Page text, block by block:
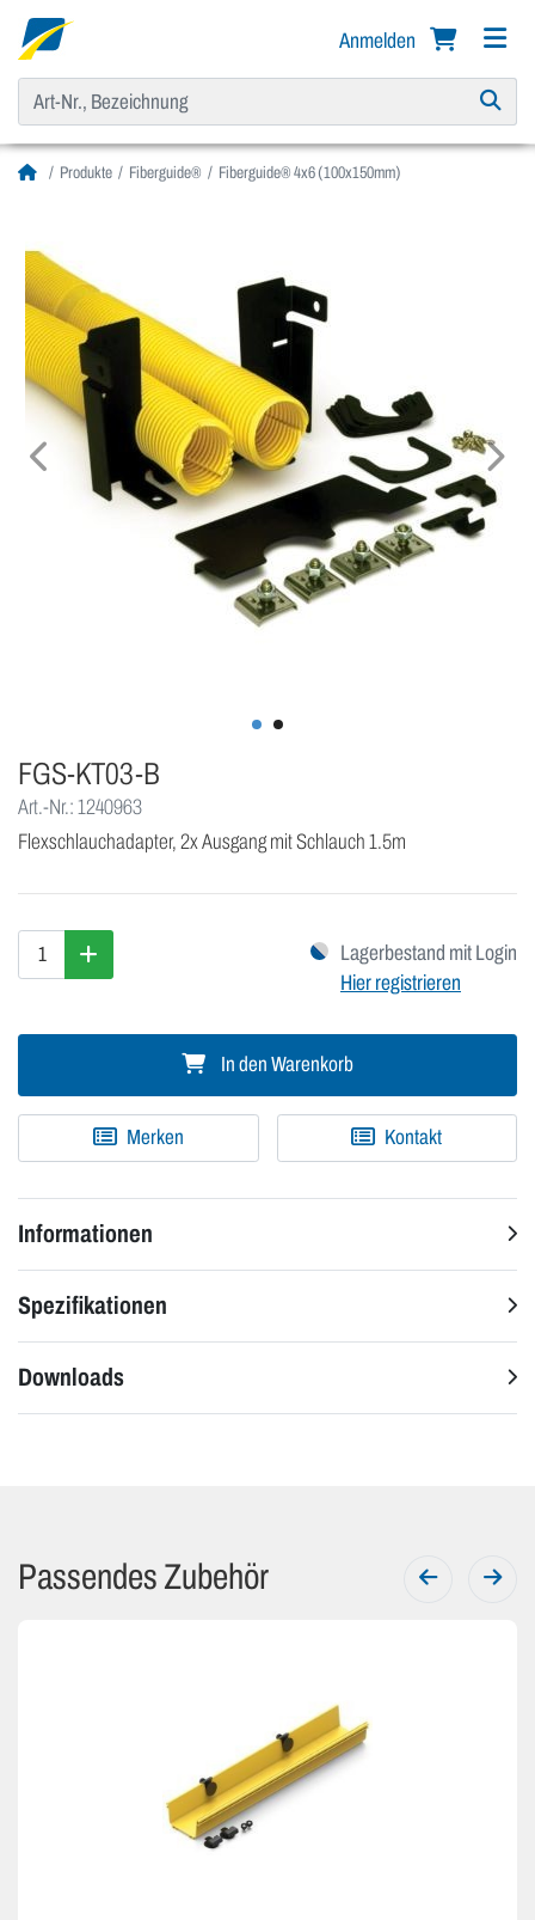
Anmelden
Produkte Fiberguide® Fiberguide® 4x6 (100x150mm)
FGS-KT03-B
Art.-Nr.: 1240963
Flexschlauchadapter, 2x Ausgang mit Schlauch 1.5m
Lagerbestand mit Login
Hier registrieren
In den Warenkorb
Merken Kontakt
Informationen
Spezifikationen
Downloads
Passendes Zubehör